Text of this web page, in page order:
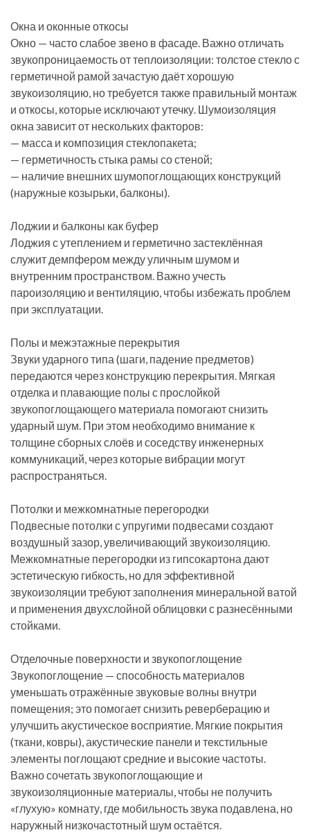
Окна и оконные откосы
Окно — часто слабое звено в фасаде. Важно отличать
звукопроницаемость от теплоизоляции: толстое стекло с
герметичной рамой зачастую даёт хорошую
звукоизоляцию, но требуется также правильный монтаж
и откосы, которые исключают утечку. Шумоизоляция
окна зависит от нескольких факторов:
— масса и композиция стеклопакета;
— герметичность стыка рамы со стеной;
— наличие внешних шумопоглощающих конструкций
(наружные козырьки, балконы).
Лоджии и балконы как буфер
Лоджия с утеплением и герметично застеклённая
служит демпфером между уличным шумом и
внутренним пространством. Важно учесть
пароизоляцию и вентиляцию, чтобы избежать проблем
при эксплуатации.
Полы и межэтажные перекрытия
Звуки ударного типа (шаги, падение предметов)
передаются через конструкцию перекрытия. Мягкая
отделка и плавающие полы с прослойкой
звукопоглощающего материала помогают снизить
ударный шум. При этом необходимо внимание к
толщине сборных слоёв и соседству инженерных
коммуникаций, через которые вибрации могут
распространяться.
Потолки и межкомнатные перегородки
Подвесные потолки с упругими подвесами создают
воздушный зазор, увеличивающий звукоизоляцию.
Межкомнатные перегородки из гипсокартона дают
эстетическую гибкость, но для эффективной
звукоизоляции требуют заполнения минеральной ватой
и применения двухслойной облицовки с разнесёнными
стойками.
Отделочные поверхности и звукопоглощение
Звукопоглощение — способность материалов
уменьшать отражённые звуковые волны внутри
помещения; это помогает снизить реверберацию и
улучшить акустическое восприятие. Мягкие покрытия
(ткани, ковры), акустические панели и текстильные
элементы поглощают средние и высокие частоты.
Важно сочетать звукопоглощающие и
звукоизоляционные материалы, чтобы не получить
«глухую» комнату, где мобильность звука подавлена, но
наружный низкочастотный шум остаётся.